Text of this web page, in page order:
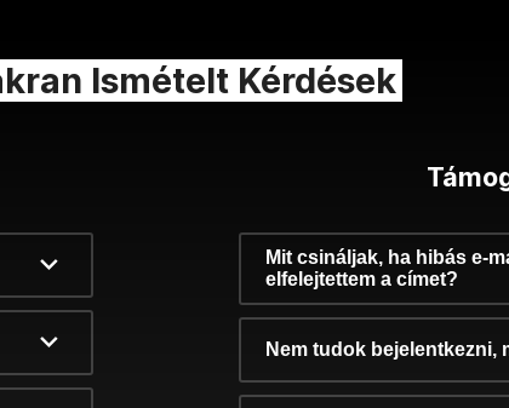
Ismételt Kérdések
Mit csináljak, ha hibás e-
elfelejtettem a címet?
Nem tudok bejelentkezni,